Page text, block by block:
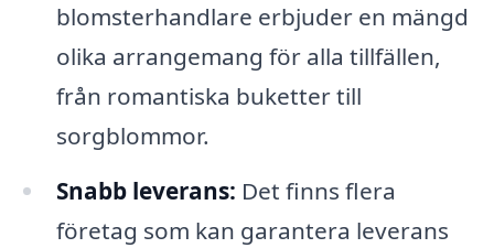
blomsterhandlare erbjuder en mängd
olika arrangemang för alla tillfällen,
från romantiska buketter till
sorgblommor.
Snabb leverans: Det finns flera
företag som kan garantera leverans